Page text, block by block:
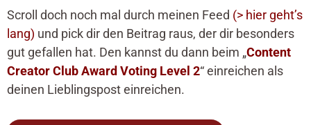
Scroll doch noch mal durch meinen Feed (> hier geht’s
lang) und pick dir den Beitrag raus, der dir besonders
gut gefallen hat. Den kannst du dann beim „Content
Creator Club Award Voting Level 2“ einreichen als
deinen Lieblingspost einreichen.